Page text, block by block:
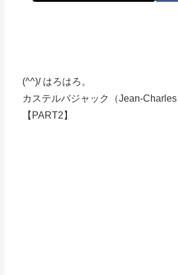
(^^)/ はろはろ。
カステルバジャック（Jean-
【PART2】